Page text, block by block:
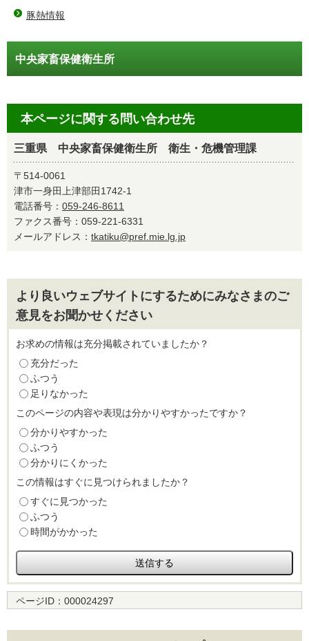
豚熱情報
中央家畜保健衛生所
本ページに関する問い合わせ先
三重県 中央家畜保健衛生所 衛生・危機管理課
〒514-0061
津市一身田上津部田1742-1
電話番号： 059-246-8611
ファクス番号：059-221-6331
メールアドレス： tkatiku@pref.mie.lg.jp
より良いウェブサイトにするためにみなさまのご
意見をお聞かせください
お求めの情報は充分掲載されていましたか？
充分だった
ふつう
足りなかった
このページの内容や表現は分かりやすかったですか？
分かりやすかった
ふつう
分かりにくかった
この情報はすぐに見つけられましたか？
すぐに見つかった
ふつう
時間がかかった
ページID： 000024297